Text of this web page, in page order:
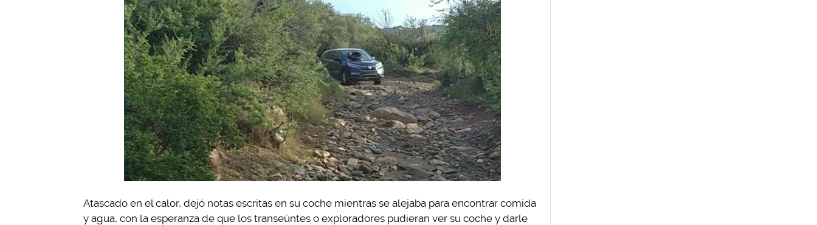
Atascado en el calor, dejó notas escritas en su coche mientras se alejaba para encontrar comida
y agua, con la esperanza de que los transeúntes o exploradores pudieran ver su coche y darle